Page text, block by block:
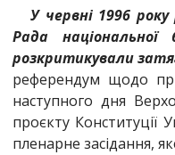
У червні 1996
Рада
розкритикували
референдум щодо
наступного дня
проєкту Конституції
пленарне засідання,